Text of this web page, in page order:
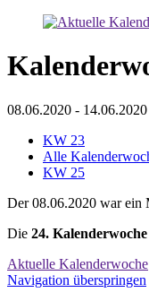
08.06.2020 - 14.06.2020
KW 23
Alle
KW 25
Der 08.06.2020 war ein
Die 24. Kalenderwoche
Aktuelle Kalenderwoche
Navigation überspringen